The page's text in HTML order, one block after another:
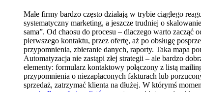
Małe firmy bardzo często działają w trybie ciągłego
systematyczny marketing, a jeszcze trudniej o
sama”. Od chaosu do procesu – dlaczego warto zacząć
pierwszego kontaktu, przez ofertę, aż po obsługę
przypomnienia, zbieranie danych, raporty. Taka mapa
Automatyzacja nie zastąpi złej strategii – ale bardzo
elementy: formularz kontaktowy połączony z listą
przypomnienia o niezapłaconych fakturach lub
sprzedaż, zatrzymać klienta na dłużej. W którymś